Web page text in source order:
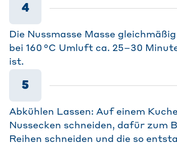
4
Die Nussmasse Masse
bei 160 °C Umluft ca. 25–30
ist.
5
Abkühlen Lassen: Auf einem
Nussecken schneiden, dafür zum
Reihen schneiden und die so